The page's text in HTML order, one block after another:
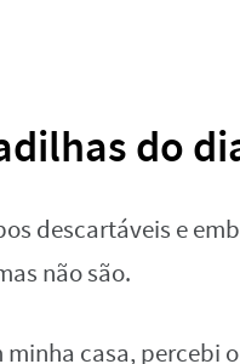
do
descartáveis e
não são.
casa, percebi